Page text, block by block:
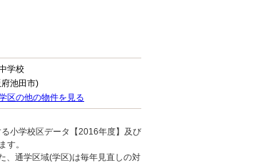
学校
池田市)
区の他の物件を見る
小学校区データ【2016年度】及び
す。
、通学区域(学区)は毎年見直しの対